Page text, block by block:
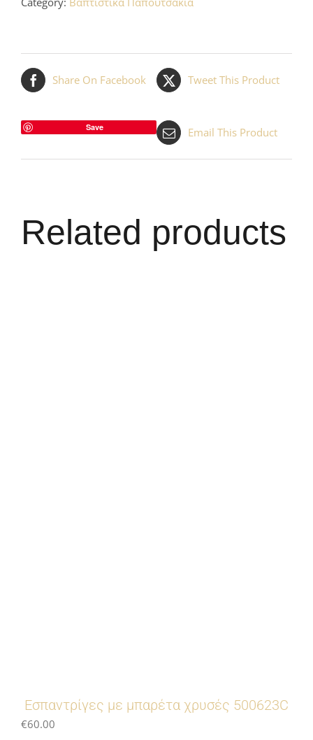
quantity
Share On Facebook Tweet This Product
Save Email This Product
Related products
Εσπαντρίγες με μπαρέτα χρυσές 500623C
€60.00